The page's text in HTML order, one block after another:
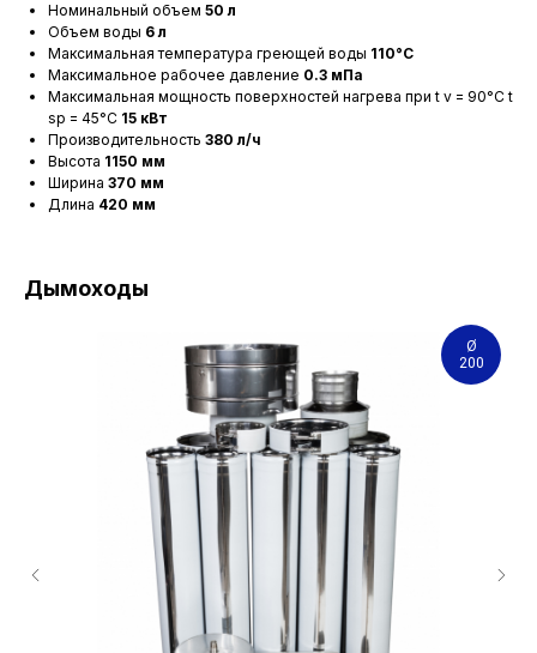
Номинальный объем 50 л
Объем воды 6 л
Максимальная температура греющей воды 110°С
Максимальное рабочее давление 0.3 мПа
Максимальная мощность поверхностей нагрева при t v = 90°С t
sp = 45°С 15 кВт
Производительность 380 л/ч
Высота 1150 мм
Ширина 370 мм
Длина 420 мм
Дымоходы
Ø
200